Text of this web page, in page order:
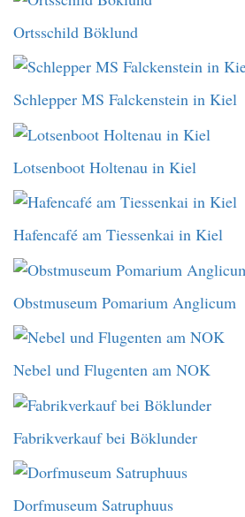
Ortsschild Böklund
Schlepper MS Falckenstein in Kiel
Lotsenboot Holtenau in Kiel
Hafencafé am Tiessenkai in Kiel
Obstmuseum Pomarium Anglicum
Nebel und Flugenten am NOK
Fabrikverkauf bei Böklunder
Dorfmuseum Satruphuus